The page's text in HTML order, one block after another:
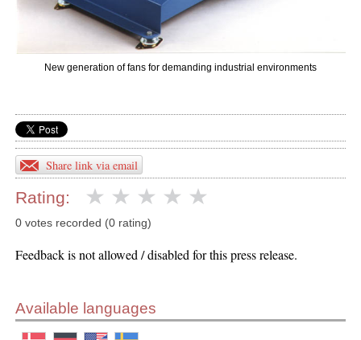
New generation of fans for demanding industrial environments
Share link via email
Rating:
0 votes recorded (0 rating)
Feedback is not allowed / disabled for this press release.
Available languages